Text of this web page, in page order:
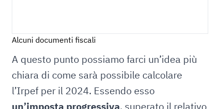
Alcuni documenti fiscali
A questo punto possiamo farci un’idea più
chiara di come sarà possibile calcolare
l’Irpef per il 2024. Essendo esso
un’imposta progressiva, superato il relativo